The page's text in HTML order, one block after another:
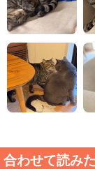
合わせて読み